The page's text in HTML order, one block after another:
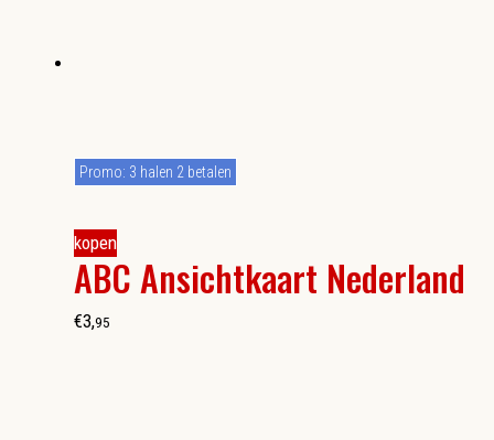
kopen
ABC Ansichtkaart Nederland
Promo: 3 halen 2 betalen
€3,95